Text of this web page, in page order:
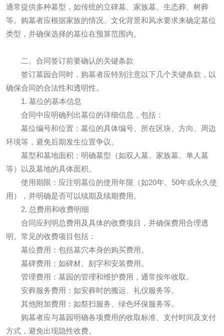
通常提供多种墓型，如传统的立碑墓、家族墓、生态葬、树葬
等。购墓者应根据家族的情况、文化背景和风水要求来确定墓位
类型，并确保选择的墓位在预算范围内。
二、合同签订前要确认的关键条款
签订墓园合同时，购墓者应特别注意以下几个关键条款，以
确保合同的合法性和透明性。
1. 墓位的基本信息
合同中应明确列出墓位的详细信息，包括：
墓位编号和位置：墓位的具体编号、所在区块、方向、周边
环境等，避免后期发生位置争议。
墓型和墓地面积：明确墓型（如双人墓、家族墓、单人墓
等）以及墓地的具体面积。
使用期限：应注明墓位的使用年限（如20年、50年或永久使
用），并明确是否可以续期及续期费用。
2. 总费用和收费明细
合同应列明总费用及具体的收费项目，并确保费用合理透
明。常见的收费项目包括：
墓位费用：包括墓穴本身的购买费用。
墓碑费用：如碑材、刻字和安装费用。
管理费用：墓园的管理和维护费用，通常按年收取。
安葬服务费用：如安葬时的搬运、礼仪服务等。
其他附加费用：如祭扫服务、绿色环保服务等。
购墓者应与墓园明确各项费用的收取标准、支付时间及支付
方式，避免出现隐性收费。